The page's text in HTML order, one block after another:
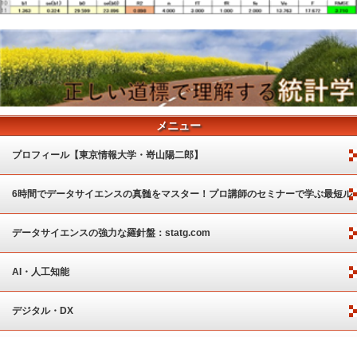
メニュー
プロフィール【東京情報大学・嵜山陽二郎】
6時間でデータサイエンスの真髄をマスター！プロ講師のセミナーで学ぶ最短ル
ート
データサイエンスの強力な羅針盤：statg.com
AI・人工知能
デジタル・DX